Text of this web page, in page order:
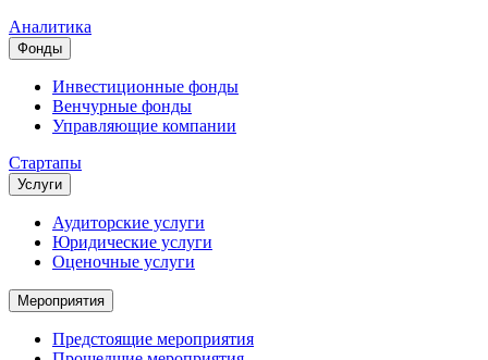
Аналитика
Фонды
Инвестиционные фонды
Венчурные фонды
Управляющие компании
Стартапы
Услуги
Аудиторские услуги
Юридические услуги
Оценочные услуги
Мероприятия
Предстоящие мероприятия